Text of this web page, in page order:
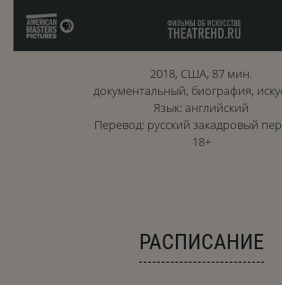
2018, США, 87 мин.
документальный, биография,
Язык: английский
Перевод: русский закадровый
18+
РАСПИСАНИЕ